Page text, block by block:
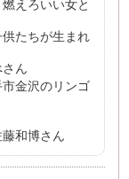
えろいい女と
たちが生まれ
ん
金沢のリンゴ
和博さん